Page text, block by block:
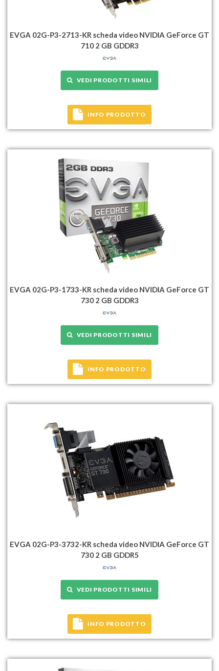
EVGA 02G-P3-2713-KR scheda video NVIDIA GeForce GT
710 2 GB GDDR3
VEDI PRODOTTI SIMILI
INFO PRODOTTO
EVGA 02G-P3-1733-KR scheda video NVIDIA GeForce GT
730 2 GB GDDR3
VEDI PRODOTTI SIMILI
INFO PRODOTTO
EVGA 02G-P3-3732-KR scheda video NVIDIA GeForce GT
730 2 GB GDDR5
VEDI PRODOTTI SIMILI
INFO PRODOTTO